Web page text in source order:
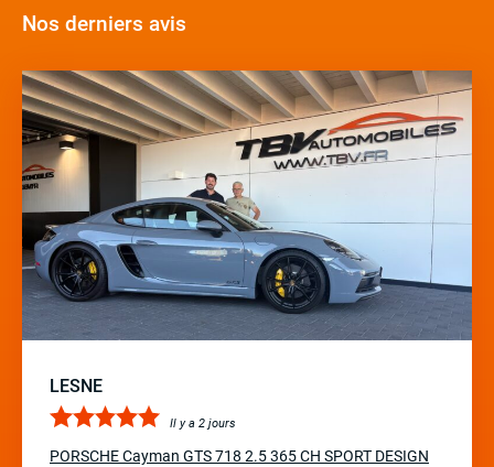
Nos derniers avis
LESNE
Il y a 2 jours
PORSCHE Cayman GTS 718 2.5 365 CH SPORT DESIGN